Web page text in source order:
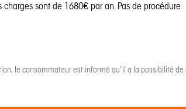
charges sont de 1680€ par an. Pas de procédure
le consommateur est informé qu’il a la possibilité